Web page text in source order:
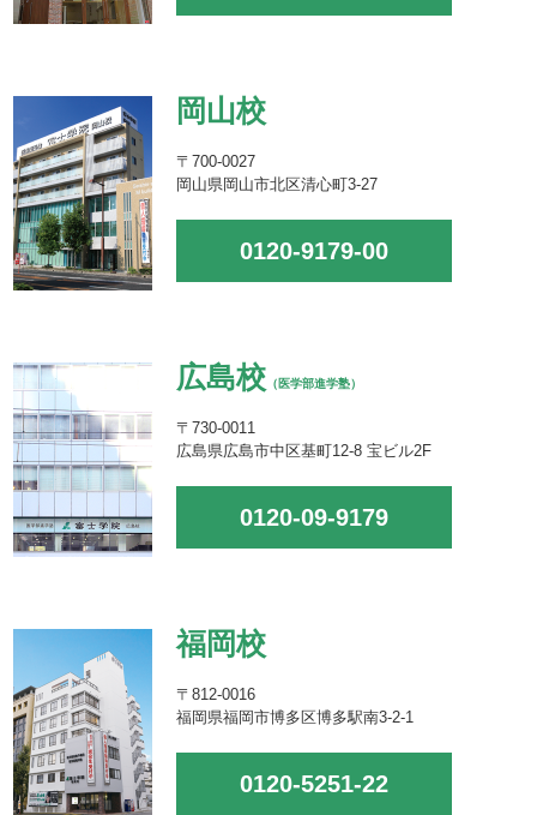
岡山校
〒700-0027
岡山県岡山市北区清心町3-27
0120-9179-00
広島校 （医学部進学塾）
〒730-0011
広島県広島市中区基町12-8 宝ビル2F
0120-09-9179
福岡校
〒812-0016
福岡県福岡市博多区博多駅南3-2-1
0120-5251-22